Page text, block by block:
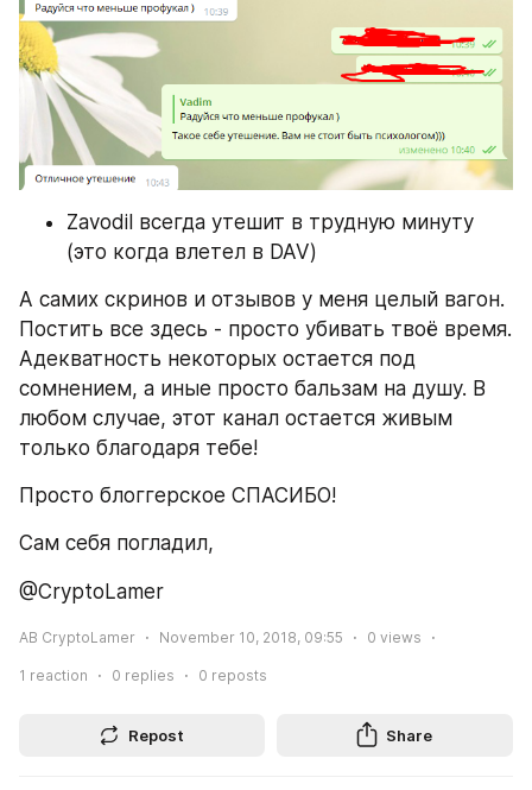
Zavodil всегда утешит в трудную минуту
(это когда влетел в DAV)
А самих скринов и отзывов у меня целый вагон.
Постить все здесь - просто убивать твоё время.
Адекватность некоторых остается под
сомнением, а иные просто бальзам на душу. В
любом случае, этот канал остается живым
только благодаря тебе!
Просто блоггерское СПАСИБО!
Сам себя погладил,
@CryptoLamer
AB CryptoLamer November 10, 2018, 09:55 0 views
1 reaction 0 replies 0 reposts
Repost Share